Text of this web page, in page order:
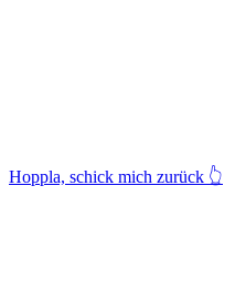
Hoppla, schick mich zurück 👆